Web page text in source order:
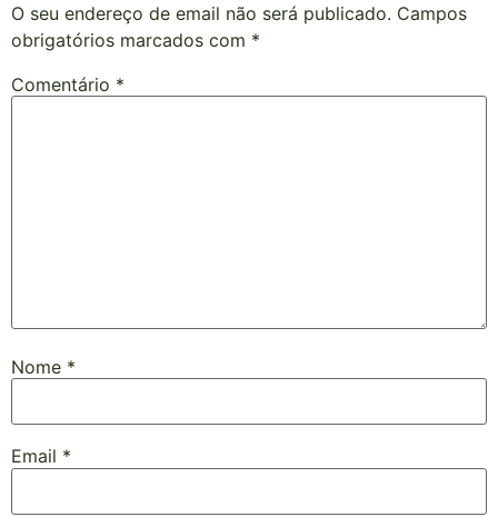
O seu endereço de email não será publicado. Campos
obrigatórios marcados com *
Comentário *
Nome *
Email *